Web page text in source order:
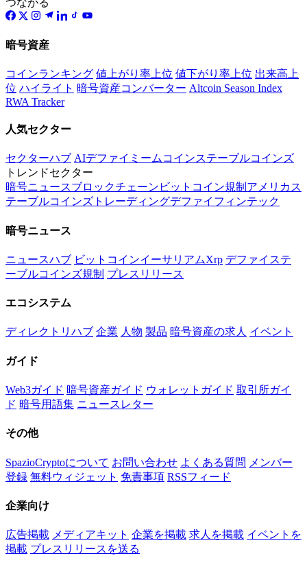
つながる
暗号資産
コインランキング 値上がり率上位 値下がり率上位 出来高上
位 ハイライト 暗号資産コンバーター Altcoin Season Index
RWA Tracker
人気セクター
セクターハブ AIデファイ ミームコインステーブルコインズ
トレンドセクター
暗号ニュースブロックチェーン ビットコイン規制 アメリカ ス
テーブルコインズ トレーディングデファイ フィンテック
暗号ニュース
ニュースハブ ビットコインイーサリアムXrp デファイ ステ
ーブルコインズ規制 プレスリリース
エコシステム
ディレクトリハブ 企業 人物 製品 暗号資産の求人 イベント
ガイド
Web3ガイド 暗号資産ガイド ウォレットガイド 取引所ガイ
ド 暗号用語集 ニュースレター
その他
SpazioCryptoについて お問い合わせ よくある質問 メンバー
登録 無料ウィジェット 免責事項 RSSフィード
企業向け
広告掲載 メディアキット 企業を掲載 求人を掲載 イベントを
掲載 プレスリリースを送る